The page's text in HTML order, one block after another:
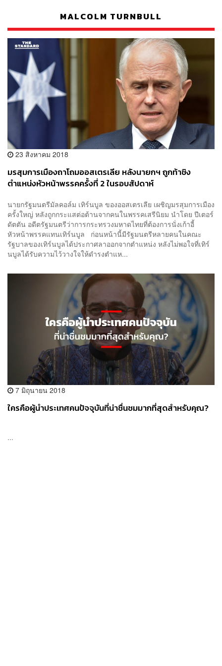
MALCOLM TURNBULL
23 สิงหาคม 2018
มรสุมการเมืองถาโถมออสเตรเลีย หลังนายกฯ ถูกท้าชิง
ตำแหน่งหัวหน้าพรรคครั้งที่ 2 ในรอบสัปดาห์
นายกรัฐมนตรีมัลคอล์ม เทิร์นบูล ของออสเตรเลีย เผชิญมรสุมการเมือง
ครั้งใหญ่ หลังถูกกระแสต่อต้านจากคนในพรรคเสรีนิยม นำโดย ปีเตอร์
ดัตตัน อดีตรัฐมนตรีว่าการกระทรวงมหาดไทยที่ต้องการนั่งเก้าอี้
หัวหน้าพรรคแทนเทิร์นบูล ก่อนหน้านี้มีรัฐมนตรีหลายคนในคณะ
รัฐบาลของเทิร์นบูลได้ประกาศลาออกจากตำแหน่ง หลังไม่พอใจที่เทิร์
นบูลได้รับความไว้วางใจให้ดำรงตำแห...
7 มิถุนายน 2018
ใครคือผู้นำประเทศคนปัจจุบันที่น่าชื่นชมมากที่สุดสำหรับคุณ?
...